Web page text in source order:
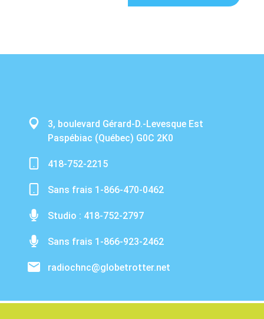
3, boulevard Gérard-D.-Levesque Est
Paspébiac (Québec) G0C 2K0
418-752-2215
Sans frais 1-866-470-0462
Studio : 418-752-2797
Sans frais 1-866-923-2462
radiochnc@globetrotter.net